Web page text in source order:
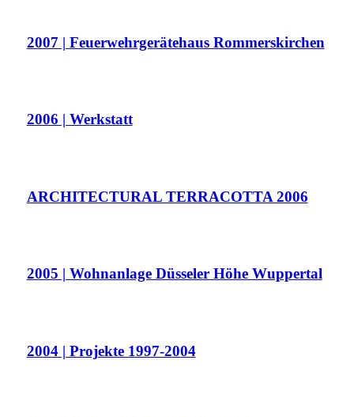
2007 | Feuerwehrgerätehaus Rommerskirchen
2006 | Werkstatt
ARCHITECTURAL TERRACOTTA 2006
2005 | Wohnanlage Düsseler Höhe Wuppertal
2004 | Projekte 1997-2004